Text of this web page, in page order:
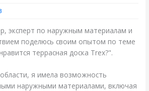
эксперт по наружным материалам и
поделюсь своим опытом по теме
террасная доска Trex?".
я имела возможность
наружными материалами, включая